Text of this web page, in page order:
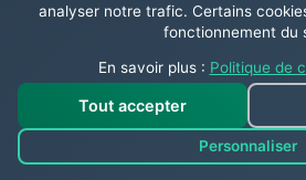
Amponville
Contactez-
analyser notre trafic. Certains
fonctionnement du
En savoir plus : Politique de
Tout accepter
Personnaliser